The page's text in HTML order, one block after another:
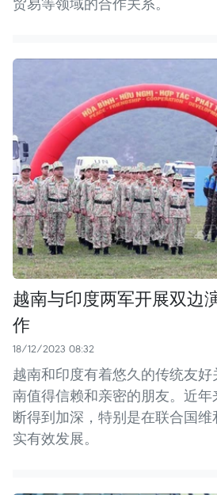
贸易等领域的合作关系。 ​
越南与印度两军开展双边
作
18/12/2023 08:32
越南和印度有着悠久的传统友
南值得信赖和亲密的朋友。近
断得到加深，特别是在联合国
实有效发展。